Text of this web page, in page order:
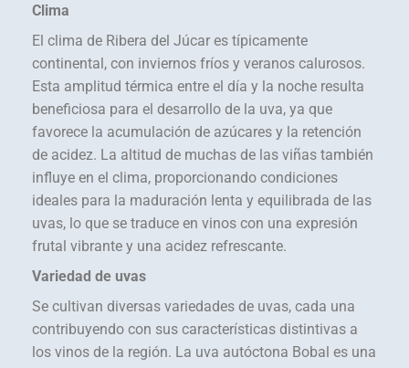
Clima
El clima de Ribera del Júcar es típicamente
continental, con inviernos fríos y veranos calurosos.
Esta amplitud térmica entre el día y la noche resulta
beneficiosa para el desarrollo de la uva, ya que
favorece la acumulación de azúcares y la retención
de acidez. La altitud de muchas de las viñas también
influye en el clima, proporcionando condiciones
ideales para la maduración lenta y equilibrada de las
uvas, lo que se traduce en vinos con una expresión
frutal vibrante y una acidez refrescante.
Variedad de uvas
Se cultivan diversas variedades de uvas, cada una
contribuyendo con sus características distintivas a
los vinos de la región. La uva autóctona Bobal es una